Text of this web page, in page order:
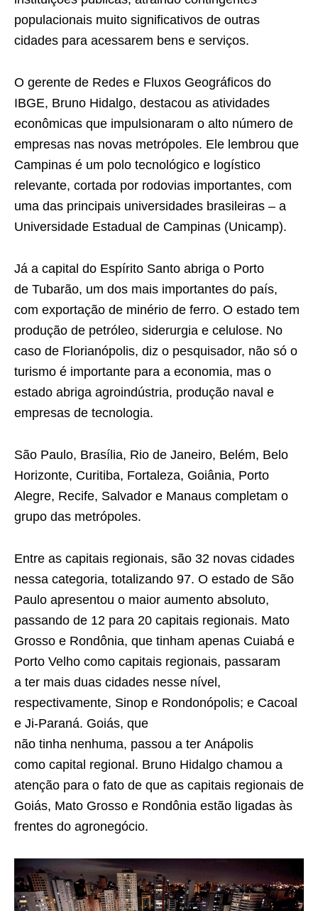
populacionais muito significativos de outras
cidades para acessarem bens e serviços.
O gerente de Redes e Fluxos Geográficos do
IBGE, Bruno Hidalgo, destacou as atividades
econômicas que impulsionaram o alto número de
empresas nas novas metrópoles. Ele lembrou que
Campinas é um polo tecnológico e logístico
relevante, cortada por rodovias importantes, com
uma das principais universidades brasileiras – a
Universidade Estadual de Campinas (Unicamp).
Já a capital do Espírito Santo abriga o Porto
de Tubarão, um dos mais importantes do país,
com exportação de minério de ferro. O estado tem
produção de petróleo, siderurgia e celulose. No
caso de Florianópolis, diz o pesquisador, não só o
turismo é importante para a economia, mas o
estado abriga agroindústria, produção naval e
empresas de tecnologia.
São Paulo, Brasília, Rio de Janeiro, Belém, Belo
Horizonte, Curitiba, Fortaleza, Goiânia, Porto
Alegre, Recife, Salvador e Manaus completam o
grupo das metrópoles.
Entre as capitais regionais, são 32 novas cidades
nessa categoria, totalizando 97. O estado de São
Paulo apresentou o maior aumento absoluto,
passando de 12 para 20 capitais regionais. Mato
Grosso e Rondônia, que tinham apenas Cuiabá e
Porto Velho como capitais regionais, passaram
a ter mais duas cidades nesse nível,
respectivamente, Sinop e Rondonópolis; e Cacoal
e Ji-Paraná. Goiás, que
não tinha nenhuma, passou a ter Anápolis
como capital regional. Bruno Hidalgo chamou a
atenção para o fato de que as capitais regionais de
Goiás, Mato Grosso e Rondônia estão ligadas às
frentes do agronegócio.